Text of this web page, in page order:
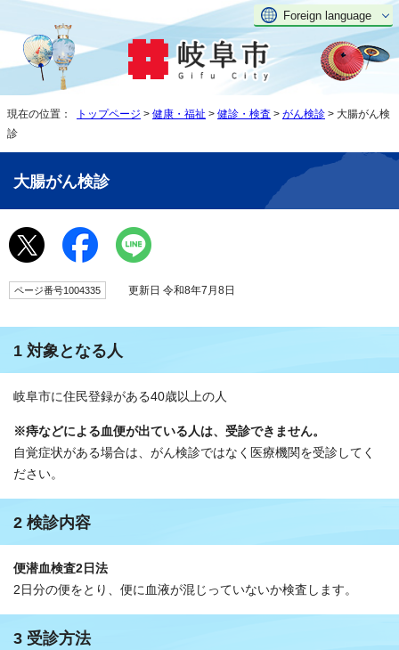
Foreign language
現在の位置： トップページ > 健康・福祉 > 健診・検査 > がん検診 > 大腸がん検
診
大腸がん検診
ページ番号1004335 更新日 令和8年7月8日
1 対象となる人
岐阜市に住民登録がある40歳以上の人
※痔などによる血便が出ている人は、受診できません。
自覚症状がある場合は、がん検診ではなく医療機関を受診してく
ださい。
2 検診内容
便潜血検査2日法
2日分の便をとり、便に血液が混じっていないか検査します。
3 受診方法